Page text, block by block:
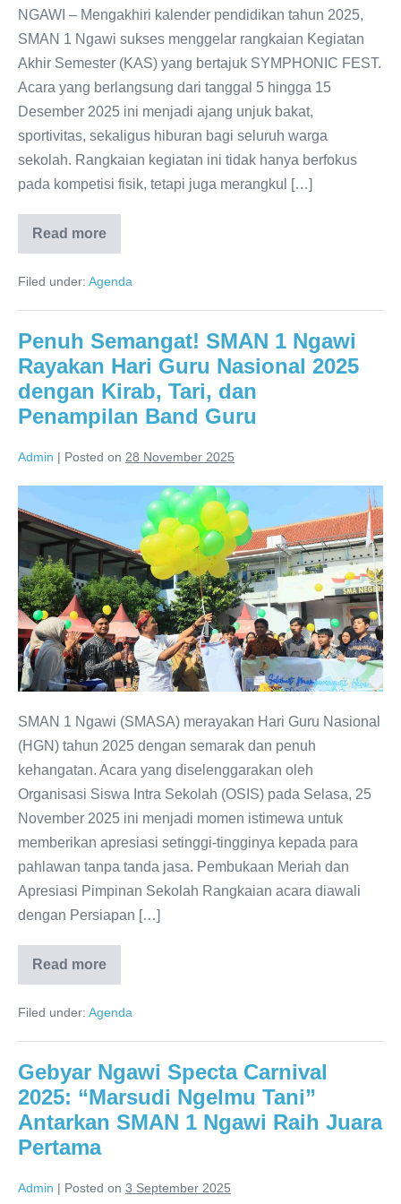
SMAN
1
Ngawi
NGAWI – Mengakhiri kalender pendidikan tahun 2025,
SMAN 1 Ngawi sukses menggelar rangkaian Kegiatan
Akhir Semester (KAS) yang bertajuk SYMPHONIC FEST.
Acara yang berlangsung dari tanggal 5 hingga 15
Desember 2025 ini menjadi ajang unjuk bakat,
sportivitas, sekaligus hiburan bagi seluruh warga
sekolah. Rangkaian kegiatan ini tidak hanya berfokus
pada kompetisi fisik, tetapi juga merangkul […]
Read moreKemeriahan
SYMPHONIC
2025:
Kegiatan
Semester
SMAN
Ngawi
Filed under: Agenda
Penuh Semangat! SMAN 1 Ngawi
Rayakan Hari Guru Nasional 2025
dengan Kirab, Tari, dan
Penampilan Band Guru
Admin | Posted on 28 November 2025
Semangat!
SMAN
1
Ngawi
Rayakan
Hari
Guru
Nasional
2025
dengan
Kirab,
Tari,
dan
Penampilan
Band
Guru
SMAN 1 Ngawi (SMASA) merayakan Hari Guru Nasional
(HGN) tahun 2025 dengan semarak dan penuh
kehangatan. Acara yang diselenggarakan oleh
Organisasi Siswa Intra Sekolah (OSIS) pada Selasa, 25
November 2025 ini menjadi momen istimewa untuk
memberikan apresiasi setinggi-tingginya kepada para
pahlawan tanpa tanda jasa. Pembukaan Meriah dan
Apresiasi Pimpinan Sekolah Rangkaian acara diawali
dengan Persiapan […]
Read more
Penuh
Semangat!
1
Rayakan
Guru
Nasional
2025
dengan
Kirab,
Tari,
dan
Band
Filed under: Agenda
Gebyar Ngawi Specta Carnival
2025: “Marsudi Ngelmu Tani”
Antarkan SMAN 1 Ngawi Raih Juara
Pertama
Admin | Posted on 3 September 2025